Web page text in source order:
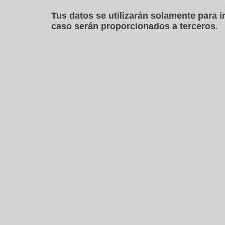
Tus datos se utilizarán solamente para
caso serán proporcionados a terceros.